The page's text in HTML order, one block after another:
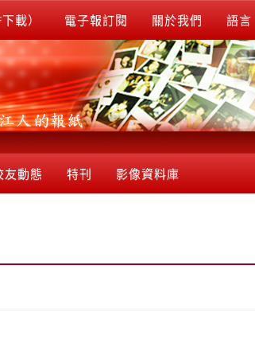
載） 電子報訂閱 關於我們 語言
友動態 特刊 影像資料庫